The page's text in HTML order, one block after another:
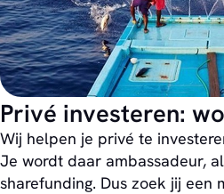
Privé investeren:
Wij helpen je privé te
Je wordt daar ambassadeur,
sharefunding. Dus zoek jij een